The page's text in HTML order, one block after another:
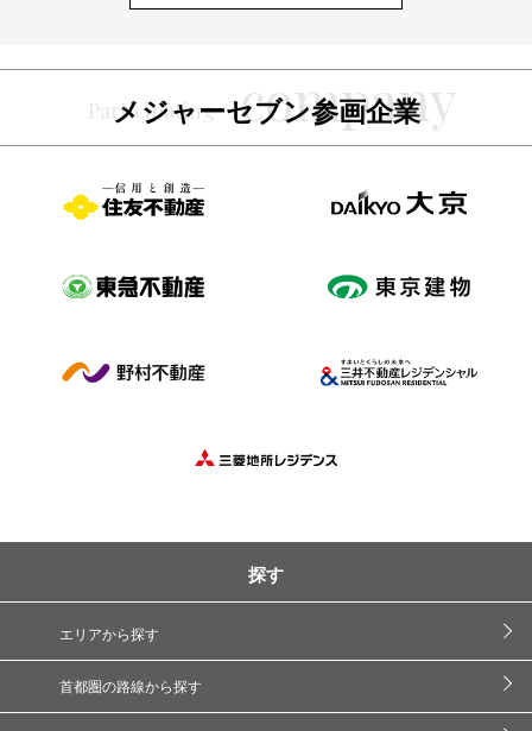
メジャーセブン参画企業
探す
エリアから探す
首都圏の路線から探す